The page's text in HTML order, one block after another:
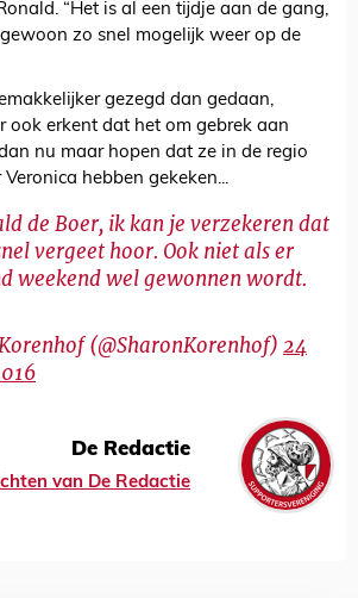
“Het is al een tijdje aan de gang,
zo snel mogelijk weer op de
gezegd dan gedaan,
ook erkent dat het om gebrek aan
nu maar hopen dat ze in de regio
hebben gekeken...
de Boer, ik kan je verzekeren dat
vergeet hoor. Ook niet als er
weekend wel gewonnen wordt.
(@SharonKorenhof) 24
De Redactie
van De Redactie